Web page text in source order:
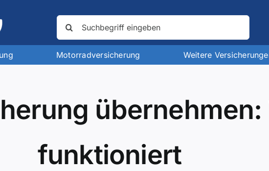
nach:
Motorradversicherung Weitere
übernehmen:
funktioniert